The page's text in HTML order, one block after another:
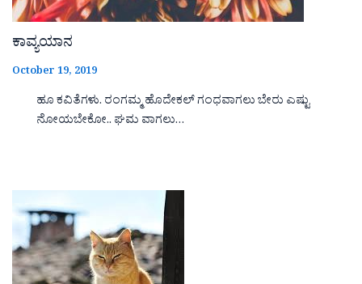
ಕಾವ್ಯಯಾನ
October 19, 2019
ಹೂ ಕವಿತೆಗಳು. ರಂಗಮ್ಮ ಹೊದೇಕಲ್ ಗಂಧವಾಗಲು ಬೇರು ಎಷ್ಟು
ನೋಯಬೇಕೋ.. ಘಮ ವಾಗಲು…